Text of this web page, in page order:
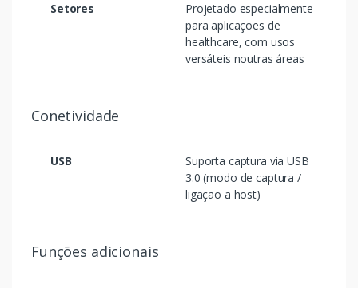
Setores
Projetado especialmente
para aplicações de
healthcare, com usos
versáteis noutras áreas
Conetividade
USB
Suporta captura via USB
3.0 (modo de captura /
ligação a host)
Funções adicionais